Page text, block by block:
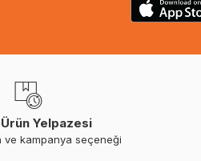
Yelpazesi
ve kampanya seçeneği